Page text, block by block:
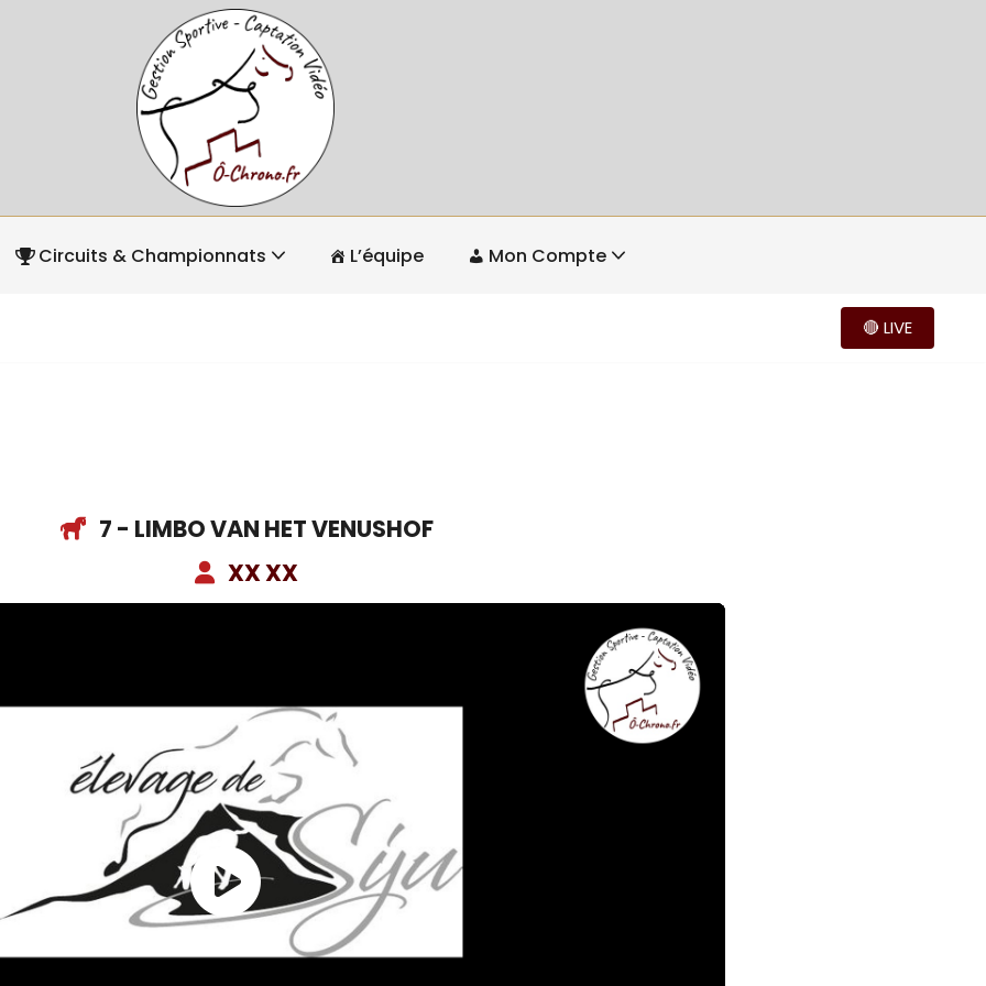
Circuits & Championnats L’équipe Mon Compte
🔴 LIVE
7 - LIMBO VAN HET VENUSHOF
XX XX